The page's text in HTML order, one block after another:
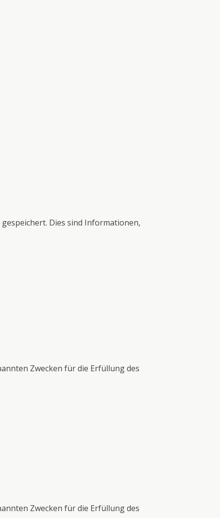
Dies sind Informationen,
Zwecken für die Erfüllung des
Zwecken für die Erfüllung des